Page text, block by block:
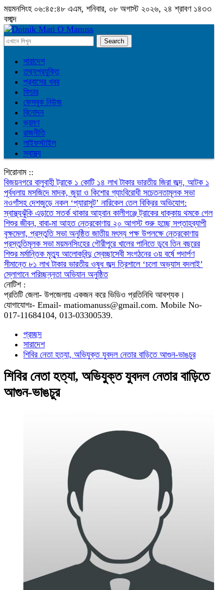
ময়মনসিংহ ০৬:৪৫:৪৮ এএম, শনিবার, ০৮ অগাস্ট ২০২৬, ২৪ শ্রাবণ ১৪৩৩
বঙ্গাব্দ
সারাদেশ
তথ্যপ্রযুক্তি
প্রবাসের খবর
ফিচার
ফেসবুক নিউজ
বিনোদন
ভ্রমণ
রাজনীতি
লাইফস্টাইল
স্বাস্থ্য
শিরোনাম ::
বিজয়নগরে বালুবাহী ট্রাকে ১ কোটি ১৪ লাখ টাকার ভারতীয় জিরা জব্দ, আটক ১
পূর্বধলায় মসজিদে মাদক, জুয়া ও কিশোর গ্যাংবিরোধী সচেতনতামূলক সভা
নওগাঁসহ দেশজুড়ে নকল ‘প্যারাসুট’ নারিকেল তেল বিক্রির অভিযোগ:
স্বাস্থ্যঝুঁকি এড়াতে সতর্ক থাকার আহ্বান কালীগঞ্জে ট্রাকের ধাক্কায় থমকে গেল
শিশুর জীবন, বাবা-মা আহত নেত্রকোণায় ২০ আগস্ট শুরু হচ্ছে সপ্তাহব্যাপী
বৃক্ষমেলা, প্রস্তুতি সভা অনুষ্ঠিত জাতীয় মৎস্য পক্ষ উপলক্ষে নেত্রকোণায়
প্রস্তুতিমূলক সভা ময়মনসিংহের গৌরীপুরে খালের পানিতে ডুবে তিন বছরের
শিশুর মর্মান্তিক মৃত্যু আলোকবিন্দু স্বেচ্ছাসেবী সংগঠনের ৩য় বর্ষে পদার্পণ
সীমান্তে ৮১ লাখ টাকার ভারতীয় ওষুধ জব্দ ‎ত্রিশালে ‘চলো অভ্যাস বদলাই’
স্লোগানে পরিচ্ছন্নতা অভিযান অনুষ্ঠিত
নোটিশ :
প্রতিটি জেলা- উপজেলায় একজন করে ভিডিও প্রতিনিধি আবশ্যক।
যোগাযোগঃ- Email- matiomanuss@gmail.com. Mobile No-
017-11684104, 013-03300539.
প্রচ্ছদ
সারাদেশ
শিবির নেতা হত্যা, অভিযুক্ত যুবদল নেতার বাড়িতে আগুন-ভাঙচুর
শিবির নেতা হত্যা, অভিযুক্ত যুবদল নেতার বাড়িতে
আগুন-ভাঙচুর